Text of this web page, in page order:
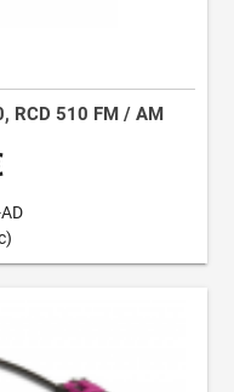
RCD 510 FM / AM